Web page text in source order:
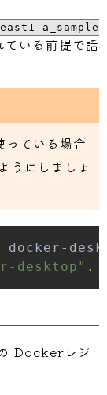
a_sample
いる前提で話
ている場合
うにしましょ
desktop" .
Dockerレジ